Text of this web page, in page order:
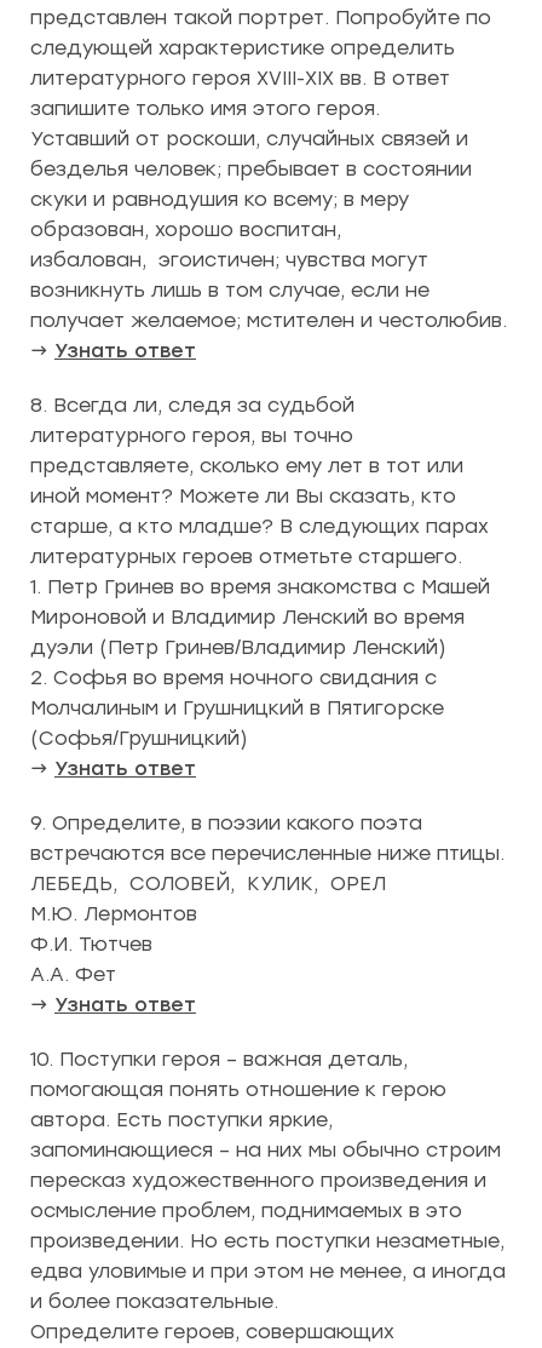
представлен такой портрет. Попробуйте по
следующей характеристике определить
литературного героя XVIII-XIX вв. В ответ
запишите только имя этого героя.
Уставший от роскоши, случайных связей и
безделья человек; пребывает в состоянии
скуки и равнодушия ко всему; в меру
образован, хорошо воспитан,
избалован, эгоистичен; чувства могут
возникнуть лишь в том случае, если не
получает желаемое; мстителен и честолюбив.
→ Узнать ответ
8. Всегда ли, следя за судьбой
литературного героя, вы точно
представляете, сколько ему лет в тот или
иной момент? Можете ли Вы сказать, кто
старше, а кто младше? В следующих парах
литературных героев отметьте старшего.
1. Петр Гринев во время знакомства с Машей
Мироновой и Владимир Ленский во время
дуэли (Петр Гринев/Владимир Ленский)
2. Софья во время ночного свидания с
Молчалиным и Грушницкий в Пятигорске
(Софья/Грушницкий)
→ Узнать ответ
9. Определите, в поэзии какого поэта
встречаются все перечисленные ниже птицы.
ЛЕБЕДЬ, СОЛОВЕЙ, КУЛИК, ОРЕЛ
М.Ю. Лермонтов
Ф.И. Тютчев
А.А. Фет
→ Узнать ответ
10. Поступки героя – важная деталь,
помогающая понять отношение к герою
автора. Есть поступки яркие,
запоминающиеся – на них мы обычно строим
пересказ художественного произведения и
осмысление проблем, поднимаемых в это
произведении. Но есть поступки незаметные,
едва уловимые и при этом не менее, а иногда
и более показательные.
Определите героев, совершающих